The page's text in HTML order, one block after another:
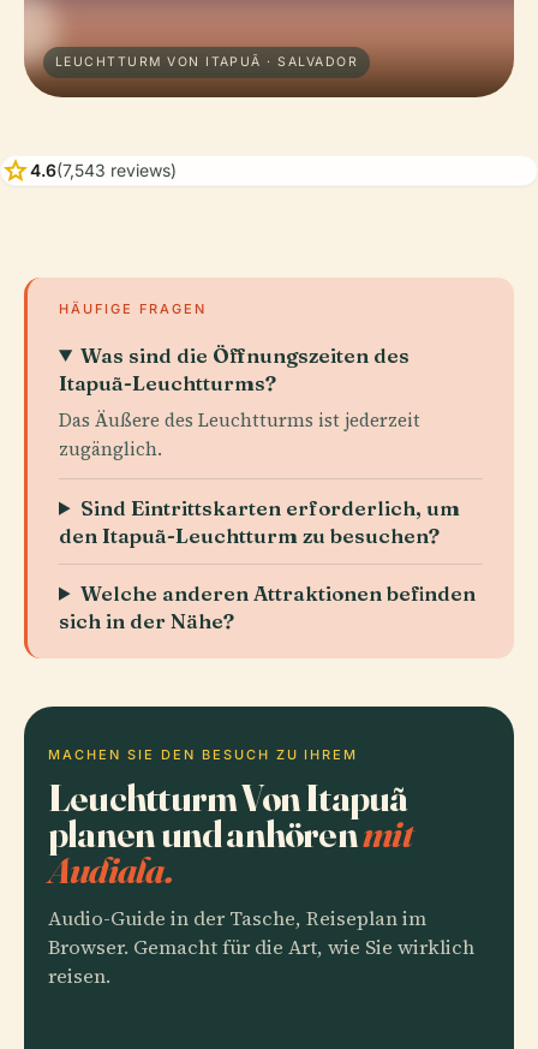
LEUCHTTURM VON ITAPUÃ · SALVADOR
star4.6(7,543 reviews)
HÄUFIGE FRAGEN
Was sind die Öffnungszeiten des
Itapuã-Leuchtturms?
Das Äußere des Leuchtturms ist jederzeit
zugänglich.
Sind Eintrittskarten erforderlich, um
den Itapuã-Leuchtturm zu besuchen?
Welche anderen Attraktionen befinden
sich in der Nähe?
MACHEN SIE DEN BESUCH ZU IHREM
Leuchtturm Von Itapuã
planen und anhörenmit
Audiala.
Audio-Guide in der Tasche, Reiseplan im
Browser. Gemacht für die Art, wie Sie wirklich
reisen.